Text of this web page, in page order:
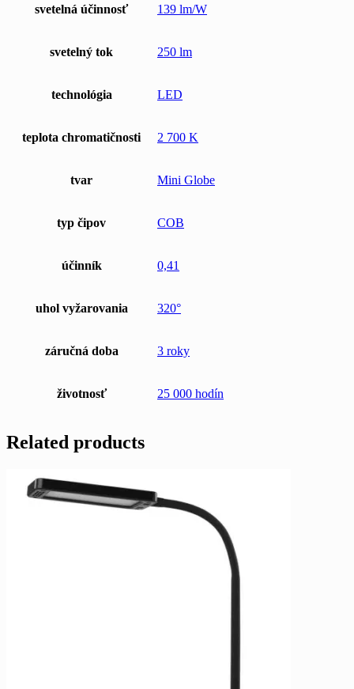
svetelná účinnosť 139 lm/W
svetelný tok 250 lm
technológia LED
teplota chromatičnosti 2 700 K
tvar Mini Globe
typ čipov COB
účinník 0,41
uhol vyžarovania 320°
záručná doba 3 roky
životnosť 25 000 hodín
Related products